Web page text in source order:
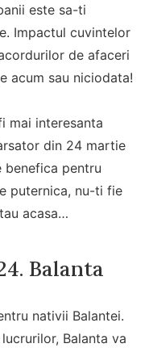
este sa-ti
Impactul cuvintelor
de afaceri
acum sau niciodata!
mai interesanta
din 24 martie
pentru
puternica, nu-ti fie
acasa…
Balanta
nativii Balantei.
Balanta va